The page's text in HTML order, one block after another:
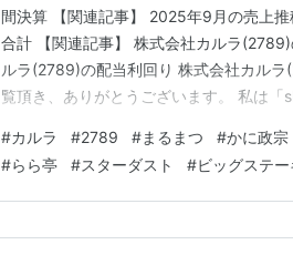
間決算 【関連記事】 2025年9月の売上
合計 【関連記事】 株式会社カルラ
ルラ(2789)の配当利回り 株式会社カル
覧頂き、ありがとうございます。 私は
トランの「まるまつ」をご存じでしょう
#カルラ #2789 #まるまつ #かに政宗
#らら亭 #スターダスト #ビッグステー